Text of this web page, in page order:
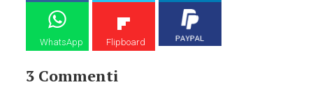
WhatsApp Flipboard
3 Commenti